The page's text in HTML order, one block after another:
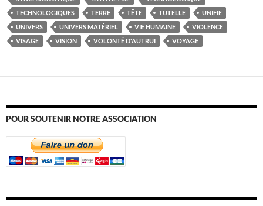
TECHNOLOGIQUES
TERRE TÊTE TUTELLE
UNIFIE
UNIVERS
UNIVERS MATÉRIEL VIE HUMAINE
VIOLENCE
VISAGE
VISION VOLONTÉ D'AUTRUI VOYAGE
POUR SOUTENIR NOTRE ASSOCIATION